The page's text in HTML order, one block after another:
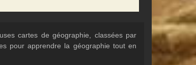
cartes de géographie, classées par
pour apprendre la géographie tout en